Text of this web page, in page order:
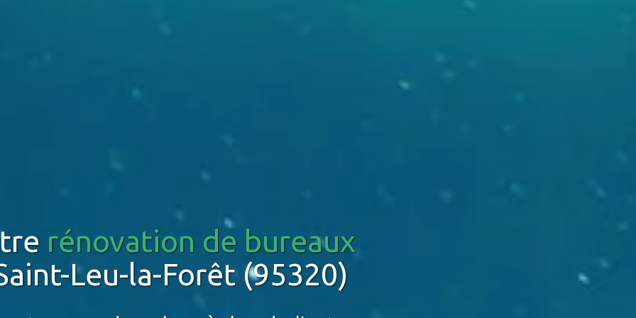
rénovation de bureaux
Leu-la-Forêt (95320)